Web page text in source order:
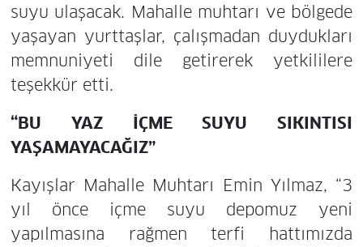
suyu ulaşacak. Mahalle muhtarı ve bölgede
yaşayan yurttaşlar, çalışmadan duydukları
memnuniyeti dile getirerek yetkililere
teşekkür etti.
“BU YAZ İÇME SUYU SIKINTISI
YAŞAMAYACAĞIZ”
Kayışlar Mahalle Muhtarı Emin Yılmaz, “3
yıl önce içme suyu depomuz yeni
yapılmasına rağmen terfi hattımızda